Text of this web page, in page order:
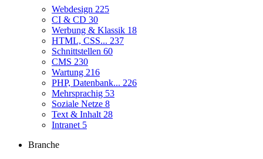
Webdesign 225
CI & CD 30
Werbung & Klassik 18
HTML, CSS... 237
Schnittstellen 60
CMS 230
Wartung 216
PHP, Datenbank... 226
Mehrsprachig 53
Soziale Netze 8
Text & Inhalt 28
Intranet 5
Branche